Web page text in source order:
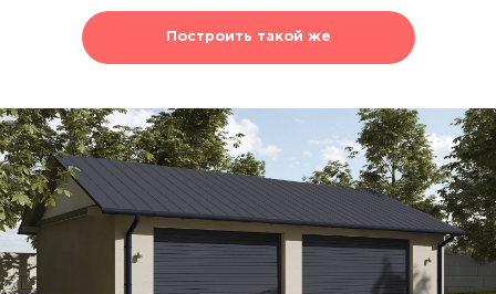
Построить такой же